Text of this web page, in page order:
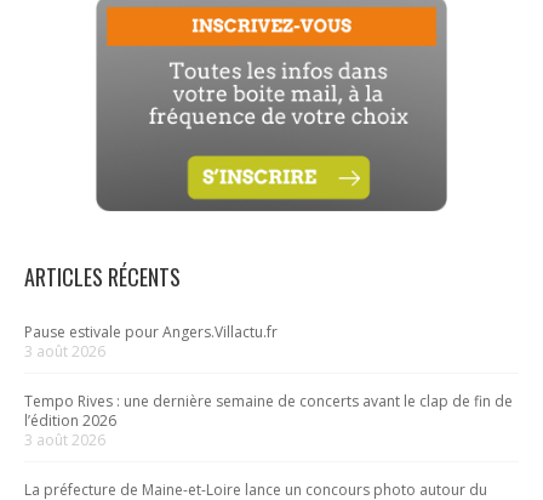
ARTICLES RÉCENTS
Pause estivale pour Angers.Villactu.fr
3 août 2026
Tempo Rives : une dernière semaine de concerts avant le clap de fin de
l’édition 2026
3 août 2026
La préfecture de Maine-et-Loire lance un concours photo autour du